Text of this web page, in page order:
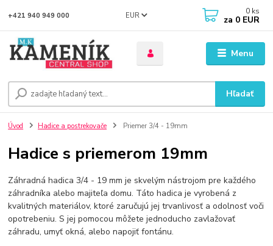
Menu
EUR
Hľadať
+421 940 949 000 0 ks
za 0 EUR
Úvod Hadice a postrekovače Priemer 3/4 - 19mm
Hadice s priemerom 19mm
Záhradná hadica 3/4 - 19 mm je skvelým nástrojom pre každého
záhradníka alebo majiteľa domu. Táto hadica je vyrobená z
kvalitných materiálov, ktoré zaručujú jej trvanlivosť a odolnosť voči
opotrebeniu. S jej pomocou môžete jednoducho zavlažovať
záhradu, umyť okná, alebo napojiť fontánu.